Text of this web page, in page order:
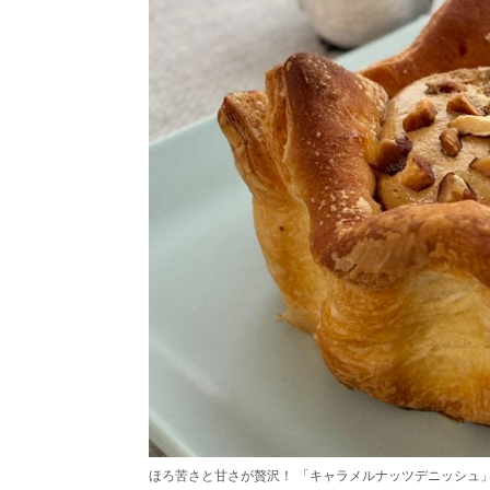
ほろ苦さと甘さが贅沢！ 「キャラメルナッツデニッシュ